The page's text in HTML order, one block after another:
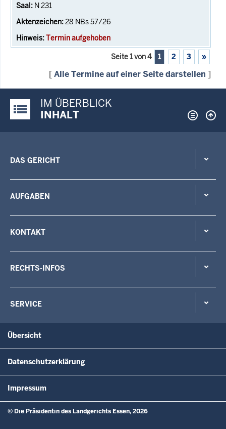
N 231
28 NBs 57/26
Termin aufgehoben
Seite 1 von 4 1 2 3 »
[Alle Termine auf einer Seite darstellen ]
Justiz-Portal im Überblick:
IM ÜBERBLICK
INHALT
DAS GERICHT
AUFGABEN
KONTAKT
RECHTS-INFOS
SERVICE
Übersicht
Datenschutzerklärung
Impressum
© Die Präsidentin des Landgerichts Essen, 2026